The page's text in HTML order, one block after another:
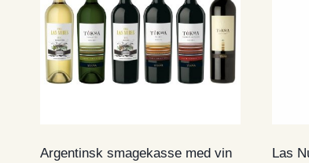
Argentinsk smagekasse med vin
Las